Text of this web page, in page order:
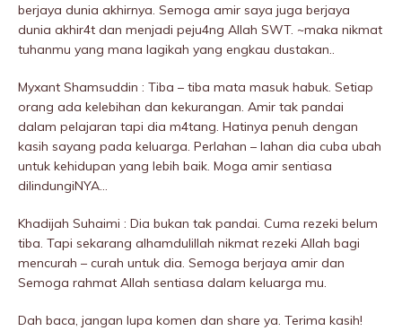
berjaya dunia akhirnya. Semoga amir saya juga berjaya
dunia akhir4t dan menjadi peju4ng Allah SWT. ~maka nikmat
tuhanmu yang mana lagikah yang engkau dustakan..
Myxant Shamsuddin : Tiba – tiba mata masuk habuk. Setiap
orang ada kelebihan dan kekurangan. Amir tak pandai
dalam pelajaran tapi dia m4tang. Hatinya penuh dengan
kasih sayang pada keluarga. Perlahan – lahan dia cuba ubah
untuk kehidupan yang lebih baik. Moga amir sentiasa
diIindungiNYA…
Khadijah Suhaimi : Dia bukan tak pandai. Cuma rezeki belum
tiba. Tapi sekarang alhamdulillah nikmat rezeki Allah bagi
mencurah – curah untuk dia. Semoga berjaya amir dan
Semoga rahmat Allah sentiasa dalam keluarga mu.
Dah baca, jangan lupa komen dan share ya. Terima kasih!